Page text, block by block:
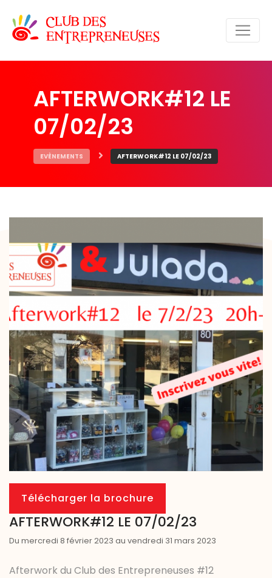
AFTERWORK#12 LE
07/02/23
EVÈNEMENTS AFTERWORK#12 LE 07/02/23
Télécharger la brochure
AFTERWORK#12 LE 07/02/23
Du mercredi 8 février 2023 au vendredi 31 mars 2023
Afterwork du Club des Entrepreneuses #12